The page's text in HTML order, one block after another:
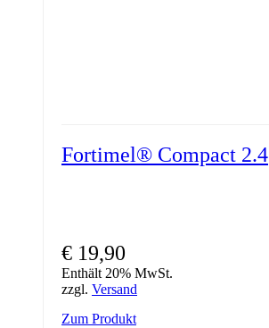
Fortimel® Compact 2.4
€ 19,90
Enthält 20% MwSt.
zzgl. Versand
Zum Produkt